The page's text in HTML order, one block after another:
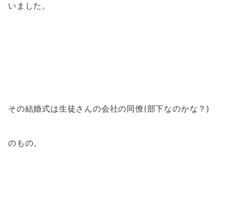
いました。
その結婚式は生徒さんの会社の同僚(部下なのかな？)
のもの。